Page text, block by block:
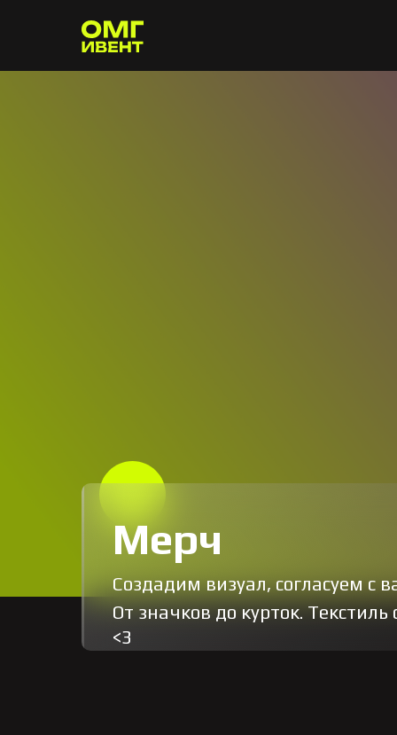
Мерч
Создадим визуал, согласуем с
От значков до курток.
<3